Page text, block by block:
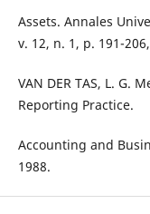
Assets. Annales
v. 12, n. 1, p. 191-
VAN DER TAS, L. G.
Reporting Practice.
Accounting and
1988.